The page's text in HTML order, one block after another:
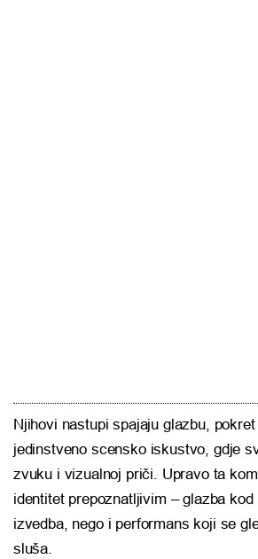
Njihovi nastupi spajaju glazbu,
jedinstveno scensko iskustvo, gdje
zvuku i vizualnoj priči. Upravo ta
identitet prepoznatljivim – glazba
izvedba, nego i performans koji se
sluša.